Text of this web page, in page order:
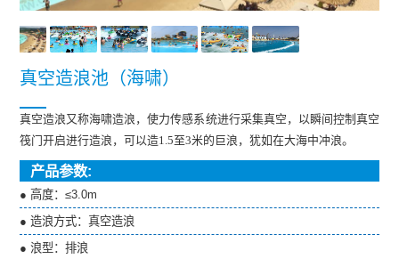
真空造浪池（海啸）
真空造浪又称海啸造浪，使力传感系统进行采集真空，以瞬间控制真空
筏门开启进行造浪，可以造1.5至3米的巨浪，犹如在大海中冲浪。
产品参数:
● 高度：≤3.0m
● 造浪方式：真空造浪
● 浪型：排浪